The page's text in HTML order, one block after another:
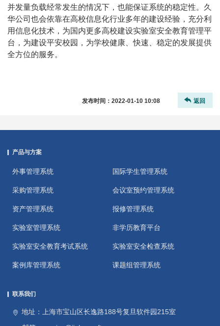
并发量负载经常发生的情况下，也能保证系统的稳定性。久
华公司也会依靠在高校信息化行业多年的建设经验，充分利
用信息化技术，为国内更多高校建设实验室安全教育管理平
台，为建设平安校园，为学校健康、快速、稳定的发展提供
全方位的服务。
发布时间： 2022-01-10 10:08 返回
产品与方案
外事管理系统 国际学生管理系统
采购管理系统 会议室预约管理系统
资产管理系统 报修管理系统
实验室管理系统 非学历教育平台
实验室安全教育考试系统 实验室安全检查系统
案例库管理系统 课题组管理系统
联系我们
地址：上海市宝山区长逸路188号复旦软件园215室